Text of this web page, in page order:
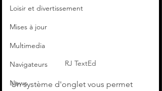
Loisir et divertissement
Mises à jour
Multimedia
Navigateurs
News
RJ TextEd
Un système d'onglet vous permet